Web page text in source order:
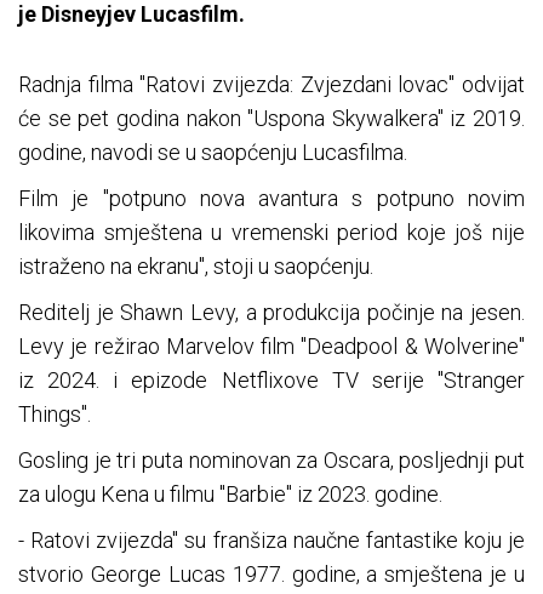
je Disneyjev Lucasfilm.
Radnja filma "Ratovi zvijezda: Zvjezdani lovac" odvijat
će se pet godina nakon "Uspona Skywalkera" iz 2019.
godine, navodi se u saopćenju Lucasfilma.
Film je "potpuno nova avantura s potpuno novim
likovima smještena u vremenski period koje još nije
istraženo na ekranu", stoji u saopćenju.
Reditelj je Shawn Levy, a produkcija počinje na jesen.
Levy je režirao Marvelov film "Deadpool & Wolverine"
iz 2024. i epizode Netflixove TV serije "Stranger
Things".
Gosling je tri puta nominovan za Oscara, posljednji put
za ulogu Kena u filmu "Barbie" iz 2023. godine.
- Ratovi zvijezda" su franšiza naučne fantastike koju je
stvorio George Lucas 1977. godine, a smještena je u